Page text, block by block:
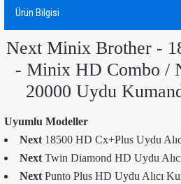
Ürün Bilgisi
Next Minix Brother -
- Minix HD Combo /
20000 Uydu
Uyumlu Modeller
Next 18500 HD Cx+Plus Uydu
Next Twin Diamond HD Uydu
Next Punto Plus HD Uydu Alıcı